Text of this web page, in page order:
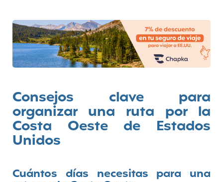
Consejos clave para
organizar una ruta por la
Costa Oeste de Estados
Unidos
Cuántos días necesitas para una